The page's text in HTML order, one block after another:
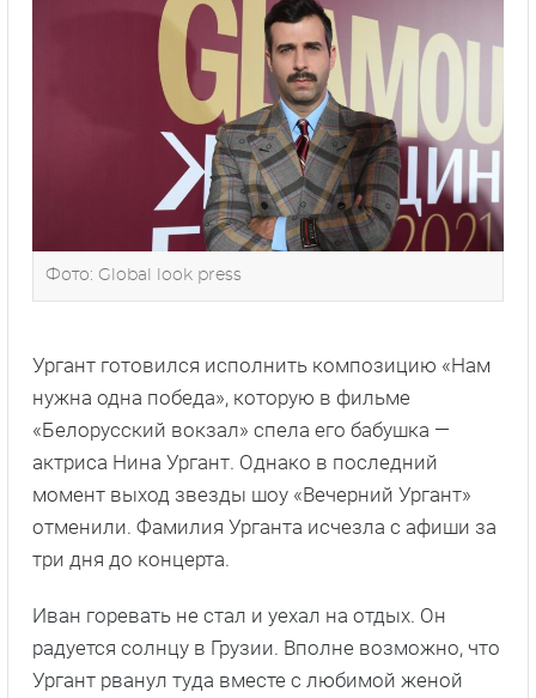
Фото: Global look press
Ургант готовился исполнить композицию «Нам
нужна одна победа», которую в фильме
«Белорусский вокзал» спела его бабушка —
актриса Нина Ургант. Однако в последний
момент выход звезды шоу «Вечерний Ургант»
отменили. Фамилия Урганта исчезла с афиши за
три дня до концерта.
Иван горевать не стал и уехал на отдых. Он
радуется солнцу в Грузии. Вполне возможно, что
Ургант рванул туда вместе с любимой женой